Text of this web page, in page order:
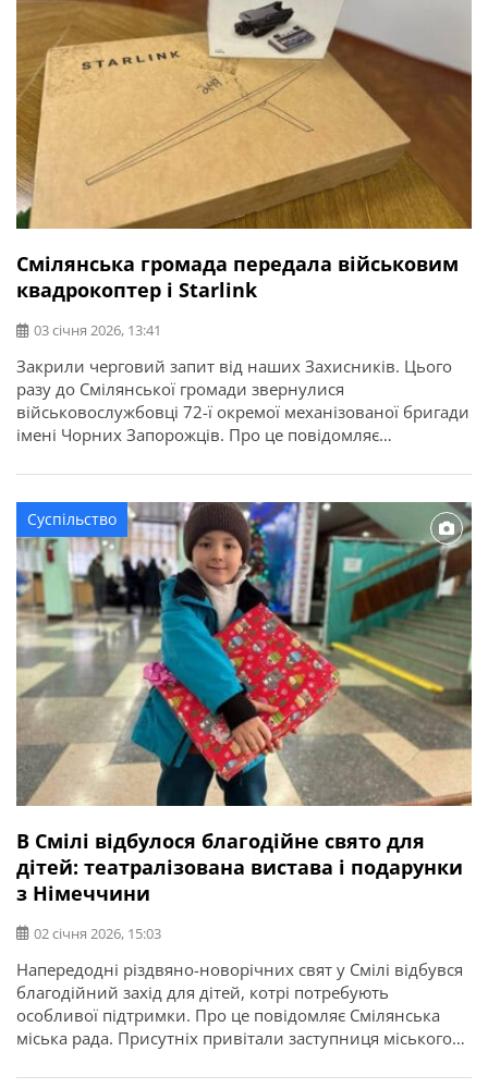
Смілянська громада передала військовим
квадрокоптер і Starlink
03 січня 2026, 13:41
Закрили черговий запит від наших Захисників. Цього
разу до Смілянської громади звернулися
військовослужбовці 72-ї окремої механізованої бригади
імені Чорних Запорожців. Про це повідомляє
покоління) та квадрокоптер DJI Mavic 3 Pro вже передані
й готові виконувати бойові завдання на Харківському
напрямку.”
Суспільство
В Смілі відбулося благодійне свято для
дітей: театралізована вистава і подарунки
з Німеччини
02 січня 2026, 15:03
Напередодні різдвяно-новорічних свят у Смілі відбувся
благодійний захід для дітей, котрі потребують
особливої підтримки. Про це повідомляє Смілянська
міська рада. Присутніх привітали заступниця міського
районної ради Олександр Гончаренко та представники